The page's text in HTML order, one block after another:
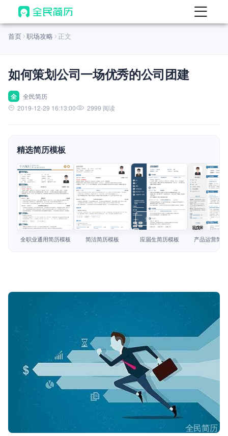
首页
AI 生成简历
AI 优化简历
AI 翻译简历
AI 模拟面试
面试自我介绍
AI 职场工具 New
简历模板
简历教程
首页 职场攻略 正文
如何策划公司一场优秀的公司团建
全
全民简历
2019-12-29 16:13:00
2999 阅读
精选简历模板
查看模板
全职业通用简历模板
查看模板
简洁简历模板
查看模板
应届生简历模板
查看模板
产品运营简